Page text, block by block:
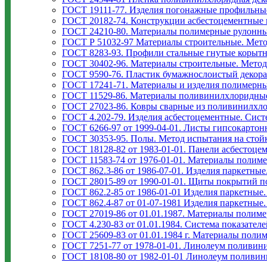
ГОСТ 19111-77. Изделия погонажные
ГОСТ 20182-74. Конструкции
ГОСТ 24210-80. Материалы полимерные
ГОСТ Р 51032-97 Материалы строительные.
ГОСТ 8283-93. Профили стальные гнутые
ГОСТ 30402-96. Материалы строительные.
ГОСТ 9590-76. Пластик бумажнослоистый
ГОСТ 17241-71. Материалы и изделия
ГОСТ 11529-86. Материалы
ГОСТ 27023-86. Ковры сварные из
ГОСТ 4.202-79. Изделия асбестоцементные.
ГОСТ 6266-97 от 1999-04-01. Листы
ГОСТ 30353-95. Полы. Метод испытания на
ГОСТ 18128-82 от 1983-01-01. Панели
ГОСТ 11583-74 от 1976-01-01. Материалы
ГОСТ 862.3-86 от 1986-07-01. Изделия
ГОСТ 28015-89 от 1990-01-01. Щиты покрытий
ГОСТ 862.2-85 от 1986-01-01 Изделия
ГОСТ 862.4-87 от 01-07-1981 Изделия
ГОСТ 27019-86 от 01.01.1987. Материалы
ГОСТ 4.230-83 от 01.01.1984. Система
ГОСТ 25609-83 от 01.01.1984 г. Материалы
ГОСТ 7251-77 от 1978-01-01. Линолеум
ГОСТ 18108-80 от 1982-01-01 Линолeум